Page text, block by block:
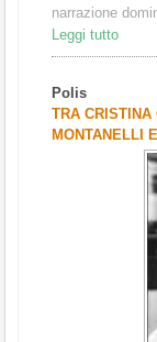
narrazione
Leggi tutto
Polis
TRA CRISTINA
MONTANELLI